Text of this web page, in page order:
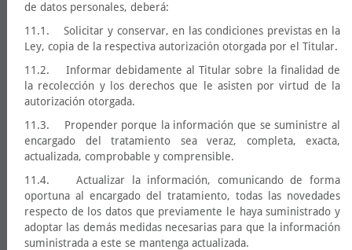
de datos personales, deberá:
11.1. Solicitar y conservar, en las condiciones previstas en la
Ley, copia de la respectiva autorización otorgada por el Titular.
11.2. Informar debidamente al Titular sobre la finalidad de
la recolección y los derechos que le asisten por virtud de la
autorización otorgada.
11.3. Propender porque la información que se suministre al
encargado del tratamiento sea veraz, completa, exacta,
actualizada, comprobable y comprensible.
11.4. Actualizar la información, comunicando de forma
oportuna al encargado del tratamiento, todas las novedades
respecto de los datos que previamente le haya suministrado y
adoptar las demás medidas necesarias para que la información
suministrada a este se mantenga actualizada.